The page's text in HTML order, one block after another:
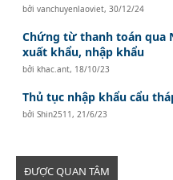
bởivanchuyenlaoviet,30/12/24
Chứng từ thanh toán qua
xuất khẩu, nhập khẩu
bởikhac.ant, 18/10/23
Thủ tục nhập khẩu cẩu
bởiShin2511 , 21/6/23
ĐƯỢC QUAN TÂM